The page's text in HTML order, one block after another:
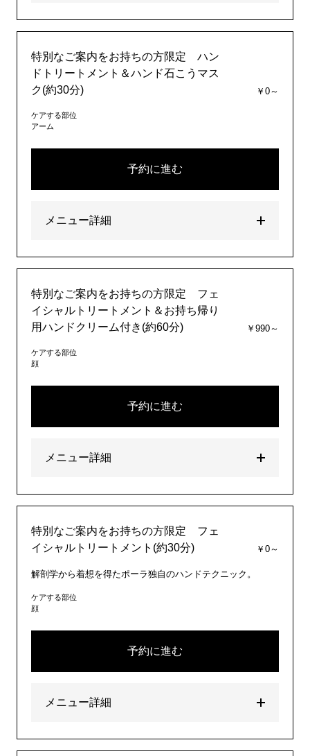
特別なご案内をお持ちの方限定 ハン
ドトリートメント＆ハンド石こうマス
ク(約30分)
￥0～
ケアする部位
アーム
予約に進む
メニュー詳細
特別なご案内をお持ちの方限定 フェ
イシャルトリートメント＆お持ち帰り
用ハンドクリーム付き(約60分)
￥990～
ケアする部位
顔
予約に進む
メニュー詳細
特別なご案内をお持ちの方限定 フェ
イシャルトリートメント(約30分)
￥0～
解剖学から着想を得たポーラ独自のハンドテクニック。
ケアする部位
顔
予約に進む
メニュー詳細